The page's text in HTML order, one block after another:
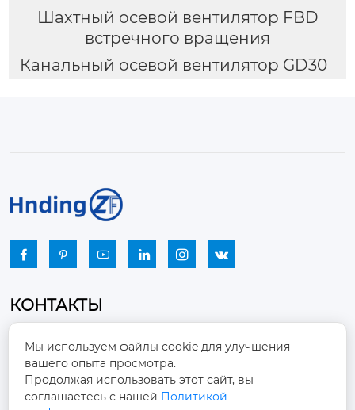
Шахтный осевой вентилятор FBD
встречного вращения
Канальный осевой вентилятор GD30
     
КОНТАКТЫ

Промышленный парк, город Наньцзяо,
район Чжоуцунь, город Цзыбо, провинция
Шаньдун
winston-xu@hengdingfan.com
Мы используем файлы cookie для улучшения
вашего опыта просмотра.
Продолжая использовать этот сайт, вы
соглашаетесь с нашей Политикой